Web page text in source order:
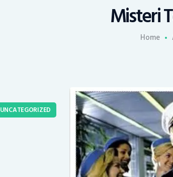
Misteri
Home
UNCATEGORIZED